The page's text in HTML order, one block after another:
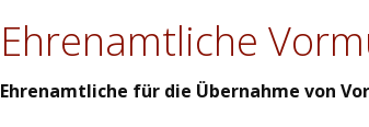
Ehrenamtliche
Ehrenamtliche für die Übernahme von